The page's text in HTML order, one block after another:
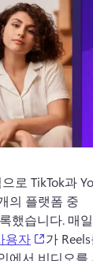
로 TikTok과
의 플랫폼 중
in a new tab)
했습니다. 매일
용자
(opens
가
에서 비디오를